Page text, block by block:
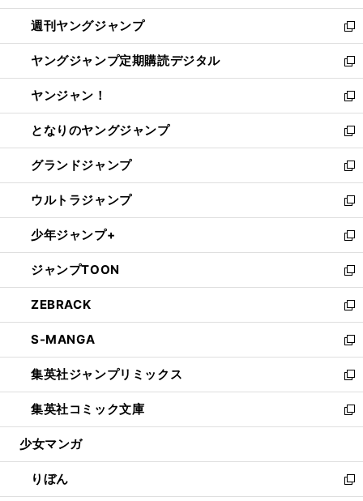
開
く
ウ
で
開
く
ン
ド
ウ
で
開
く
ウ
ィ
ン
ド
ウ
で
開
く
週刊ヤングジャンプ
新
し
い
ウ
ィ
ン
ド
ウ
で
開
く
ヤングジャンプ定期購読デジタル
新
し
い
ウ
ィ
ン
ド
ウ
で
開
く
ヤンジャン！
新
し
い
ウ
ィ
ン
ド
ウ
で
開
く
となりのヤングジャンプ
新
し
い
ウ
ィ
ン
ド
ウ
で
開
く
グランドジャンプ
新
し
い
ウ
ィ
ン
ド
ウ
で
開
く
ウルトラジャンプ
新
し
い
ウ
ィ
ン
ド
ウ
で
開
く
少年ジャンプ+
新
し
い
ウ
ィ
ン
ド
ウ
で
開
く
ジャンプTOON
新
し
い
ウ
ィ
ン
ド
ウ
で
開
ZEBRACK
新
し
い
ウ
ィ
ン
ド
ウ
開
く
S-MANGA
新
し
い
ウ
ィ
ン
ウ
で
開
集英社ジャンプリミックス
新
し
い
ウ
ン
ド
ウ
集英社コミック文庫
新
し
ウ
ィ
ン
少女マンガ
りぼん
新